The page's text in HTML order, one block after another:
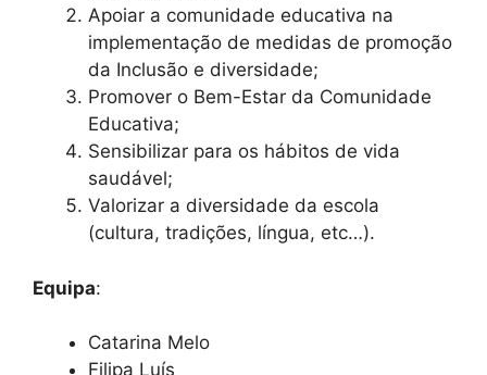
Apoiar a comunidade educativa na
implementação de medidas de promoção
da Inclusão e diversidade;
Promover o Bem-Estar da Comunidade
Educativa;
Sensibilizar para os hábitos de vida
saudável;
Valorizar a diversidade da escola
(cultura, tradições, língua, etc…).
Equipa:
Catarina Melo
Filipa Luís